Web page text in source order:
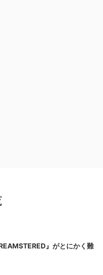
』がとにかく難